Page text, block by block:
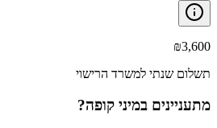
₪3,600
תשלום שנתי למשרד הרישוי
מתעניינים במיני קופה?